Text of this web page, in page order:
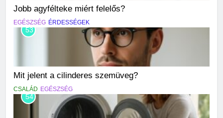
Jobb agyfélteke miért felelős?
EGÉSZSÉG ÉRDESSÉGEK
53
Mit jelent a cilinderes szemüveg?
CSALÁD EGÉSZSÉG
54